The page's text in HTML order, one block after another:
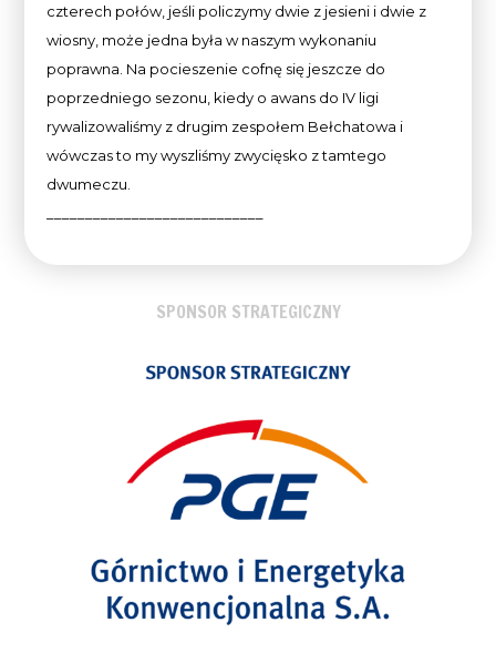
czterech połów, jeśli policzymy dwie z jesieni i dwie z
wiosny, może jedna była w naszym wykonaniu
poprawna. Na pocieszenie cofnę się jeszcze do
poprzedniego sezonu, kiedy o awans do IV ligi
rywalizowaliśmy z drugim zespołem Bełchatowa i
wówczas to my wyszliśmy zwycięsko z tamtego
dwumeczu.
SPONSOR STRATEGICZNY